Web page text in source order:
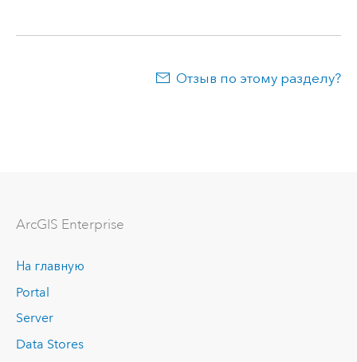
Отзыв по этому разделу?
ArcGIS Enterprise
На главную
Portal
Server
Data Stores